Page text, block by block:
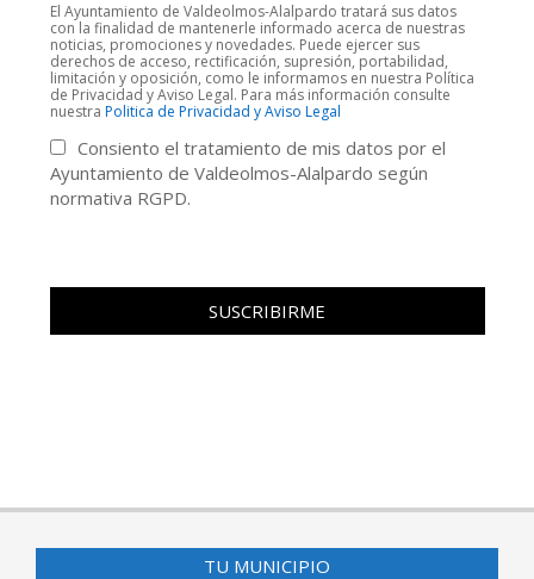
El Ayuntamiento de Valdeolmos-Alalpardo tratará sus datos
con la finalidad de mantenerle informado acerca de nuestras
noticias, promociones y novedades. Puede ejercer sus
derechos de acceso, rectificación, supresión, portabilidad,
limitación y oposición, como le informamos en nuestra Política
de Privacidad y Aviso Legal. Para más información consulte
nuestra Politica de Privacidad y Aviso Legal
Consiento el tratamiento de mis datos por el
Ayuntamiento de Valdeolmos-Alalpardo según
normativa RGPD.
TU MUNICIPIO